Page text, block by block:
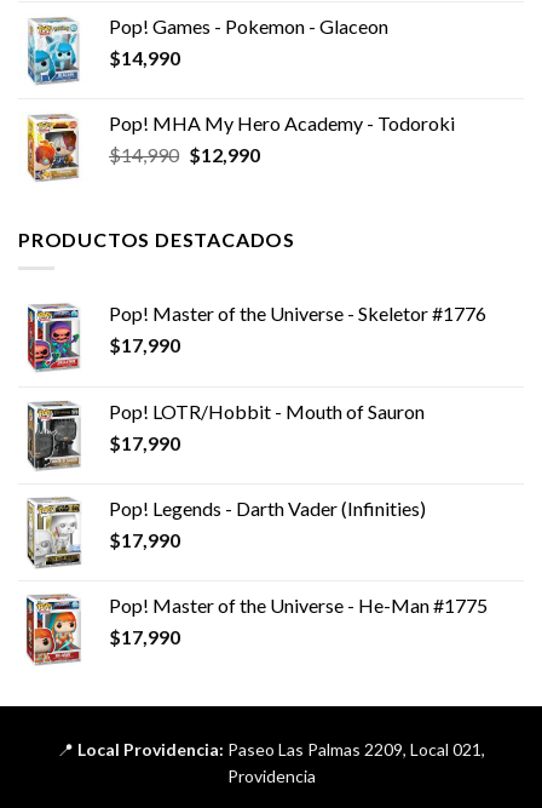
original actual
Pop! Games - Pokemon - Glaceon
$14,990
Pop! MHA My Hero Academy - Todoroki
$14,990 El
era:
$14,990.
$12,990El
es:
$12,990.
PRODUCTOS DESTACADOS
Pop! Master of the Universe - Skeletor #1776
$17,990
Pop! LOTR/Hobbit - Mouth of Sauron
$17,990
Pop! Legends - Darth Vader (Infinities)
$17,990
Pop! Master of the Universe - He-Man #1775
$17,990
📍 Local Providencia: Paseo Las Palmas 2209, Local 021,
Providencia